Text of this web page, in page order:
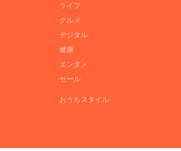
ライフ
グルメ
デジタル
健康
エンタメ
セール
おうちスタイル